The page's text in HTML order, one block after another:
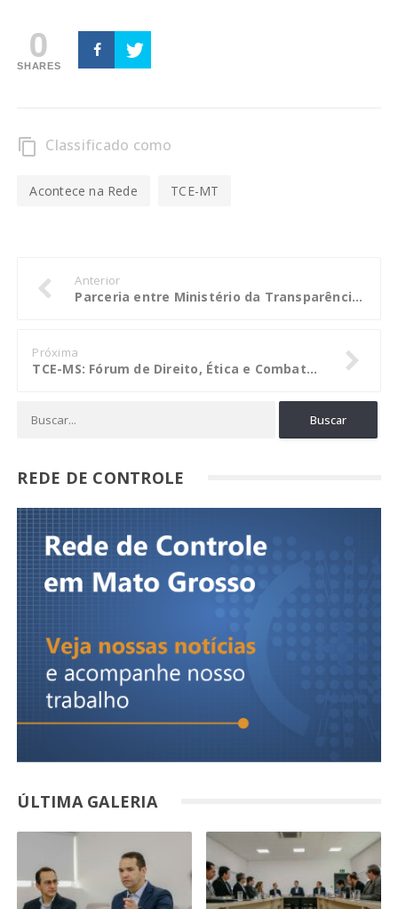
0
SHARES
content_copy Classificado como
Acontece na Rede TCE-MT
Anterior
Parceria entre Ministério da Transparência e site Reclame AQUI completa nove meses
Próxima
TCE-MS: Fórum de Direito, Ética e Combate à Corrupção começa na quinta-feira (4)
REDE DE CONTROLE
ÚLTIMA GALERIA